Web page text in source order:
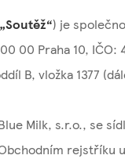
„Soutěž“) je
00 Praha 10, IČO:
B, vložka 1377
Milk, s.r.o., se
rejstříku